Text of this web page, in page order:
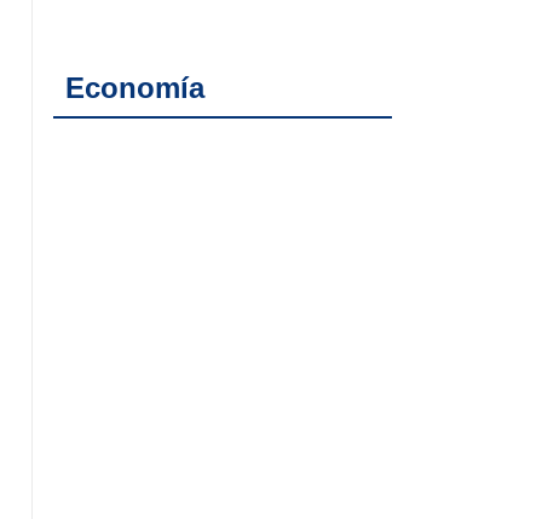
Economía